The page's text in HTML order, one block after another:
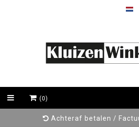
(0)
Achteraf betalen /